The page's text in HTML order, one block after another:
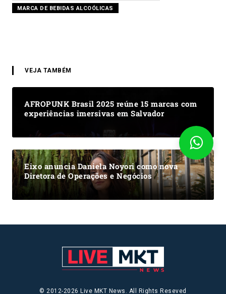
MARCA DE BEBIDAS ALCOÓLICAS
VEJA TAMBÉM
AFROPUNK Brasil 2025 reúne 15 marcas com
experiências imersivas em Salvador
Eixo anuncia Daniela Noyori como nova
Diretora de Operações e Negócios
© 2012-2026 Live MKT News. All Rights Reseved